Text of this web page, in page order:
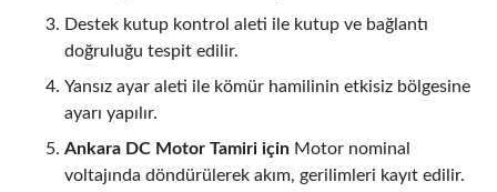
Destek kutup kontrol aleti ile kutup ve bağlantı
doğruluğu tespit edilir.
Yansız ayar aleti ile kömür hamilinin etkisiz bölgesine
ayarı yapılır.
Ankara DC Motor Tamiri için Motor nominal
voltajında döndürülerek akım, gerilimleri kayıt edilir.